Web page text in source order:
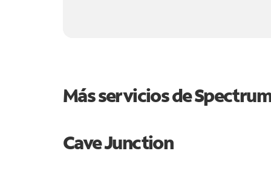
Más servicios de
Cave Junction